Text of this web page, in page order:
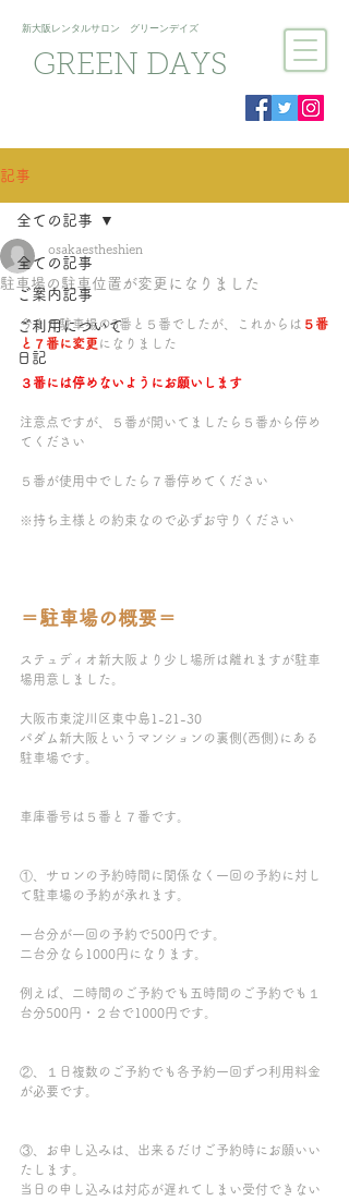
新大阪​レンタルサロン グリーンデイズ
GREEN DAYS
記事
全ての記事
ご案内記事
ご利用について
日記
全ての記事
駐車場の駐車位置が変更になりました
osakaestheshien
今まで駐車場の3番と５番でしたが、これからは ５番
と７番に変更 になりました
３番には停めないようにお願いします
注意点ですが、５番が開いてましたら５番から停め
てください
５番が使用中でしたら７番停めてください
※持ち主様との約束なので必ずお守りください
＝駐車場の概要＝
ステュディオ新大阪より少し場所は離れますが駐車
場用意しました。
大阪市東淀川区東中島1-21-30
パダム新大阪というマンションの裏側(西側)にある
駐車場です。
車庫番号は５番と７番です。
①、サロンの予約時間に関係なく一回の予約に対し
て駐車場の予約が承れます。
一台分が一回の予約で500円です。
二台分なら1000円になります。
例えば、二時間のご予約でも五時間のご予約でも１
台分500円・２台で1000円です。
②、１日複数のご予約でも各予約一回ずつ利用料金
が必要です。
③、お申し込みは、出来るだけご予約時にお願いい
たします。
当日の申し込みは対応が遅れてしまい受付できない